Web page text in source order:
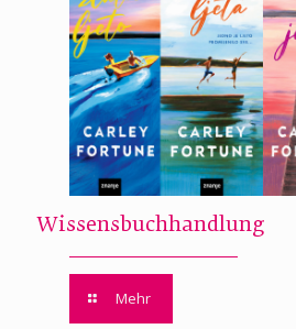
Wissensbuchhandlung
Mehr